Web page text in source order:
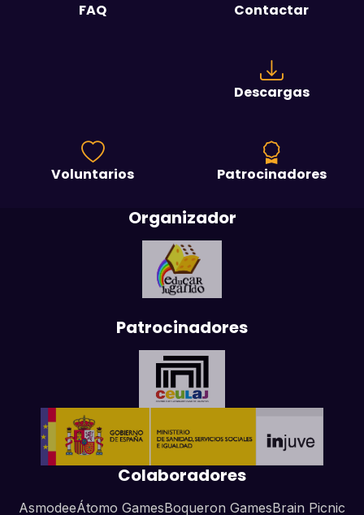
FAQ Contactar
Descargas
Voluntarios Patrocinadores
Organizador
Patrocinadores
Colaboradores
AsmodeeÁtomo GamesBoqueron GamesBrain Picnic